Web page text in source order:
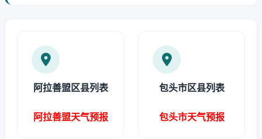
阿拉善盟区县列表
阿拉善盟天气预报
包头市区县列表
包头市天气预报